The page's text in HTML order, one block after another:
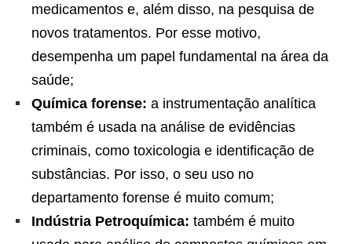
medicamentos e, além disso, na pesquisa de
novos tratamentos. Por esse motivo,
desempenha um papel fundamental na área da
saúde;
Química forense: a instrumentação analítica
também é usada na análise de evidências
criminais, como toxicologia e identificação de
substâncias. Por isso, o seu uso no
departamento forense é muito comum;
Indústria Petroquímica: também é muito